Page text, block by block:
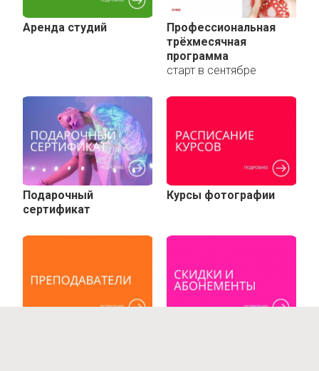
Аренда студий
Профессиональная
трёхмесячная
программа
старт в сентябре
Подарочный
сертификат
Курсы фотографии